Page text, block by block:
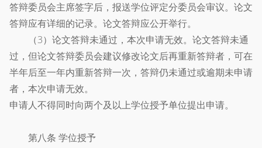
答辩委员会主席签字后，报送学位评定分委员会审议。论文
答辩应有详细的记录。论文答辩应公开举行。
（3）论文答辩未通过，本次申请无效。论文答辩未通
过，但论文答辩委员会建议修改论文后再重新答辩者，可在
半年后至一年内重新答辩一次，答辩仍未通过或逾期未申请
者，本次申请无效。
申请人不得同时向两个及以上学位授予单位提出申请。
第八条 学位授予